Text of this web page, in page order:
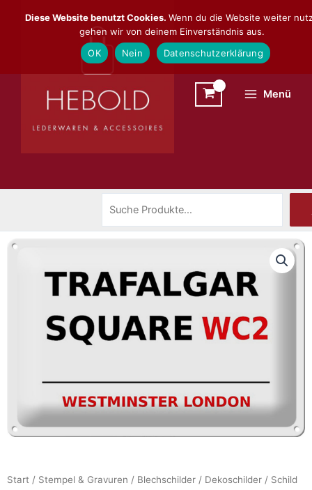
Inhalt
Menü
Start / Stempel & Gravuren / Blechschilder / Dekoschilder / Schild
Diese Website benutzt Cookies. Wenn du die Website weiter
gehen wir von deinem Einverständnis aus.
OK
Nein Datenschutzerklärung